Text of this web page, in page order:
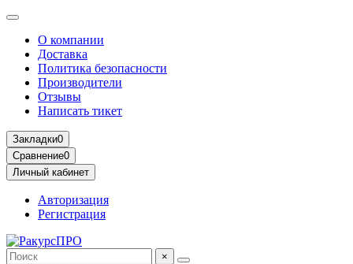
О компании
Доставка
Политика безопасности
Производители
Отзывы
Написать тикет
Закладки0
Сравнение0
Личный кабинет
Авторизация
Регистрация
×